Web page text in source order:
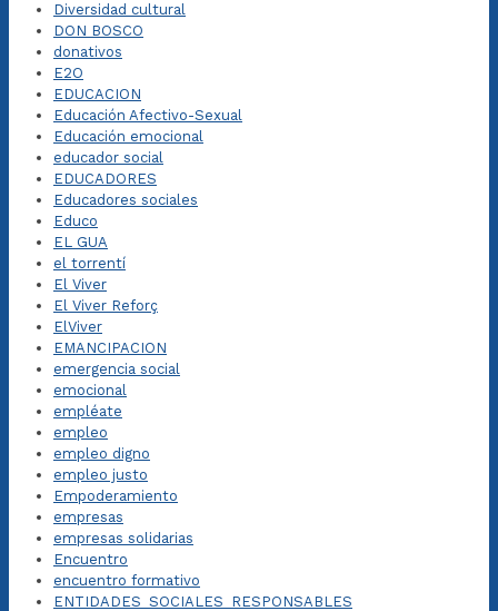
Diversidad cultural
DON BOSCO
donativos
E2O
EDUCACION
Educación Afectivo-Sexual
Educación emocional
educador social
EDUCADORES
Educadores sociales
Educo
EL GUA
el torrentí
El Viver
El Viver Reforç
ElViver
EMANCIPACION
emergencia social
emocional
empléate
empleo
empleo digno
empleo justo
Empoderamiento
empresas
empresas solidarias
Encuentro
encuentro formativo
ENTIDADES_SOCIALES_RESPONSABLES